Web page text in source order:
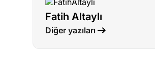
Fatih Altaylı
Diğer yazıları